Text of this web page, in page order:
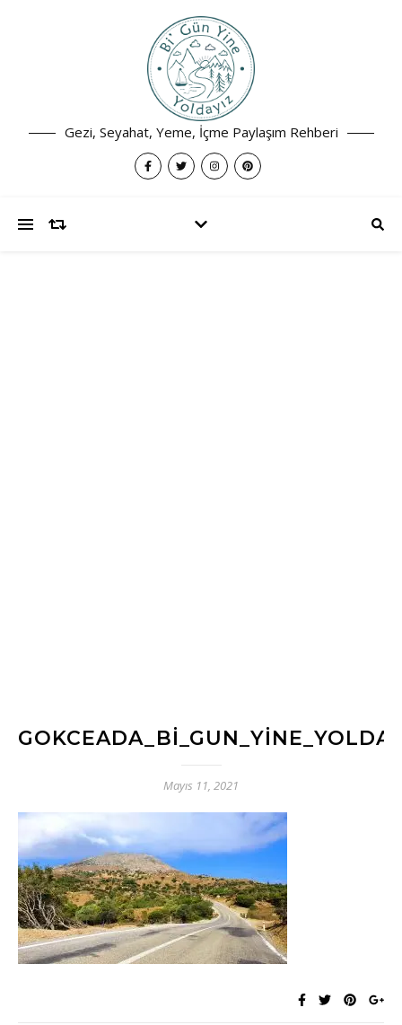
Gezi, Seyahat, Yeme, İçme Paylaşım Rehberi
Mayıs 11, 2021